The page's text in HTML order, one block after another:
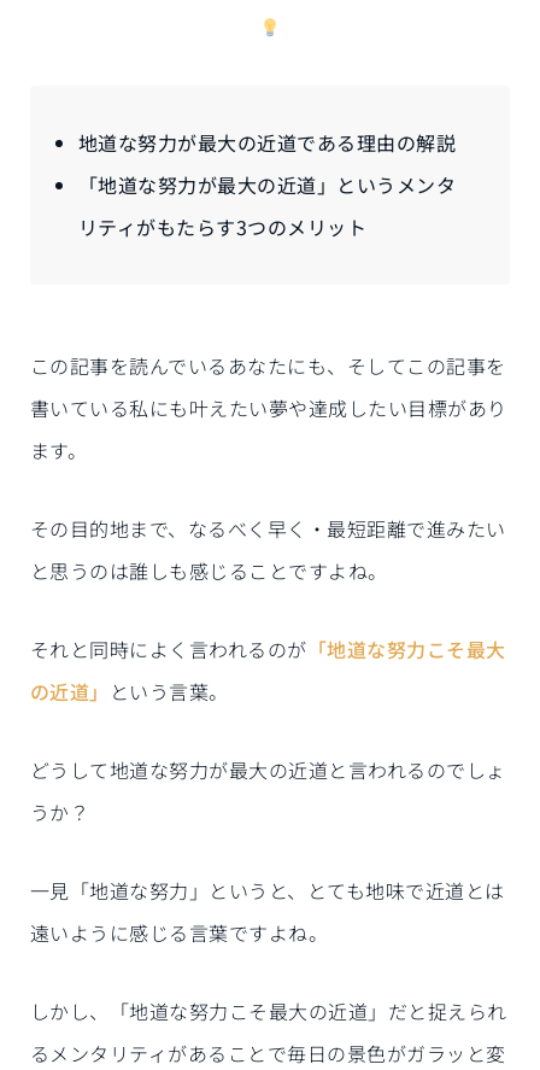
地道な努力が最大の近道である理由の解説
「地道な努力が最大の近道」というメンタ
リティがもたらす3つのメリット
この記事を読んでいるあなたにも、そしてこの記事を
書いている私にも叶えたい夢や達成したい目標があり
ます。
その目的地まで、なるべく早く・最短距離で進みたい
と思うのは誰しも感じることですよね。
それと同時によく言われるのが 「地道な努力こそ最大
の近道」 という言葉。
どうして地道な努力が最大の近道と言われるのでしょ
うか？
一見「地道な努力」というと、とても地味で近道とは
遠いように感じる言葉ですよね。
しかし、「地道な努力こそ最大の近道」だと捉えられ
るメンタリティがあることで毎日の景色がガラッと変